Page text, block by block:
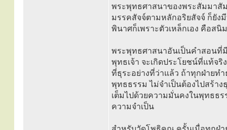
พระพุทธศาสนาของพระสัมมาสั
มรรคสัจจ์ตามหลักอริยสัจจ์ ก็ยัง
พินาศก็เพราะตัวเหล็กเอง คือสนิ
พระพุทธศาสนาอันเป็นคำสอนที่
พุทธเจ้า จะเกิดประโยชน์ที่แท้จ
ที่ธุระอย่างที่ว่าแล้ว ถ้าทุกฝ่ายท
พุทธธรรม ไม่จำเป็นต้องไปสร้า
เต็มไปด้วยความมั่นคงในพุทธธร
ความจำเป็น